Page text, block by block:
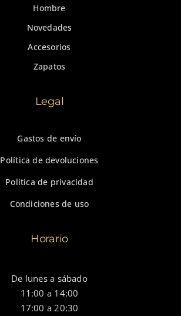
Hombre
Novedades
Accesorios
Zapatos
Legal
Gastos de envío
Política de devoluciones
Politica de privacidad
Condiciones de uso
Horario
De lunes a sábado
11:00 a 14:00
17:00 a 20:30